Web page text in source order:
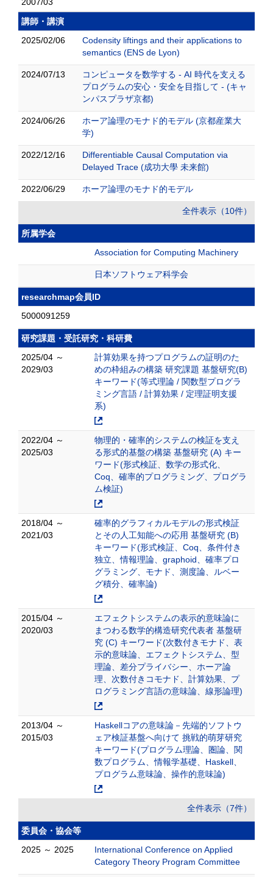
講師・講演
2025/02/06
Codensity liftings and their applications to
semantics (ENS de Lyon)
2024/07/13
コンピュータを数学する - AI 時代を支える
プログラムの安心・安全を目指して - (キャ
ンパスプラザ京都)
2024/06/26
ホーア論理のモナド的モデル (京都産業大
学)
2022/12/16
Differentiable Causal Computation via
Delayed Trace (成功大學 未来館)
2022/06/29 ホーア論理のモナド的モデル
全件表示（10件）
所属学会
Association for Computing Machinery
日本ソフトウェア科学会
researchmap会員ID
5000091259
研究課題・受託研究・科研費
2025/04 ～
2029/03
計算効果を持つプログラムの証明のた
めの枠組みの構築 研究課題 基盤研究(B)
キーワード(等式理論 / 関数型プログラ
ミング言語 / 計算効果 / 定理証明支援
系)
2022/04 ～
2025/03
物理的・確率的システムの検証を支え
る形式的基盤の構築 基盤研究 (A) キー
ワード(形式検証、数学の形式化、
Coq、確率的プログラミング、プログラ
ム検証)
2018/04 ～
2021/03
確率的グラフィカルモデルの形式検証
とその人工知能への応用 基盤研究 (B)
キーワード(形式検証、Coq、条件付き
独立、情報理論、graphoid、確率プロ
グラミング、モナド、測度論、ルベー
グ積分、確率論)
2015/04 ～
2020/03
エフェクトシステムの表示的意味論に
まつわる数学的構造研究代表者 基盤研
究 (C) キーワード(次数付きモナド、表
示的意味論、エフェクトシステム、型
理論、差分プライバシー、ホーア論
理、次数付きコモナド、計算効果、プ
ログラミング言語の意味論、線形論理)
2013/04 ～
2015/03
Haskellコアの意味論－先端的ソフトウ
ェア検証基盤へ向けて 挑戦的萌芽研究
キーワード(プログラム理論、圏論、関
数プログラム、情報学基礎、Haskell、
プログラム意味論、操作的意味論)
全件表示（7件）
委員会・協会等
2025 ～ 2025
International Conference on Applied
Category Theory Program Committee